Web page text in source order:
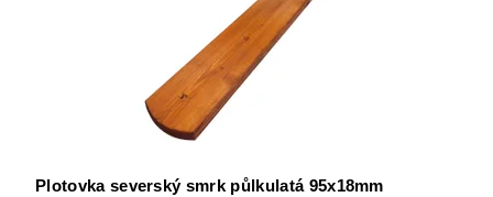
Plotovka severský smrk půlkulatá 95x18mm